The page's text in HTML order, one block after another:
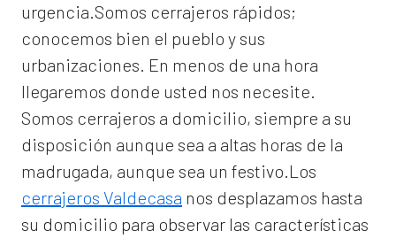
urgencia.Somos cerrajeros rápidos;
conocemos bien el pueblo y sus
urbanizaciones. En menos de una hora
llegaremos donde usted nos necesite.
Somos cerrajeros a domicilio, siempre a su
disposición aunque sea a altas horas de la
madrugada, aunque sea un festivo.Los
cerrajeros Valdecasa nos desplazamos hasta
su domicilio para observar las características